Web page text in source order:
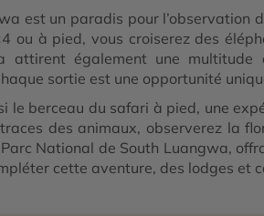
est un paradis pour l’observation
ou à pied, vous croiserez des
attirent également une multitude
sortie est une opportunité
le berceau du safari à pied, une
des animaux, observerez la
National de South Luangwa,
cette aventure, des lodges et